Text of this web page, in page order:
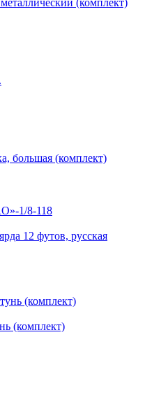
большая (комплект)
12 футов, русская
(комплект)